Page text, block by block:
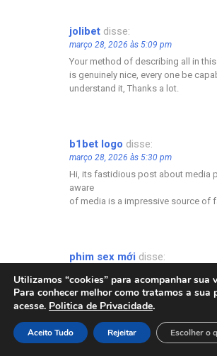
jolibet disse:
março 28, 2026 às 5:09 pm
Your method of describing all in
is genuinely nice, every one be
understand it, Thanks a lot.
b1bet logo disse:
março 28, 2026 às 5:30 pm
Hi, its fastidious post about media
aware
of media is a impressive source of
phim sex mới disse:
Link exchange is nothing else
placing
the other person’s web site link on
appropriate place and other
similar in favor of you.
Utilizamos “cookies” para acompanhar sua
Para conhecer melhor como tratamos a sua
acesse. Politica de Privacidade.
Aceito Tudo Rejeitar Escolher o